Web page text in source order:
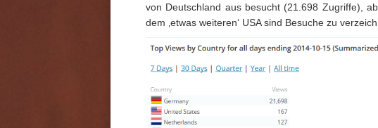
von Deutschland aus besucht (21.698 Zugriffe),
dem ‚etwas weiteren‘ USA sind Besuche zu